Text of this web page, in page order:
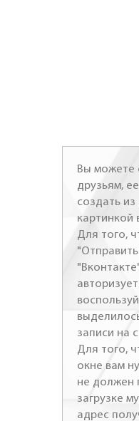
Вы можете
друзьям,
создать
картинкой
Для того,
записи на
Для того,
окне вам
не должен
загрузке
адрес